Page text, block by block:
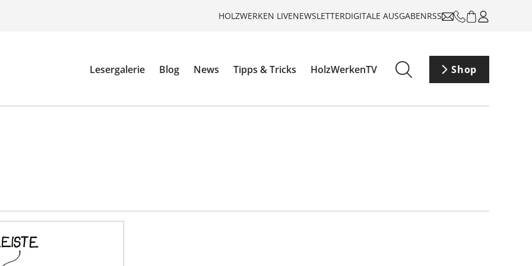
HOLZWERKEN LIVENEWSLETTERDIGITALE AUSGABENRSS
Lesergalerie Blog News Tipps & Tricks HolzWerkenTV Shop